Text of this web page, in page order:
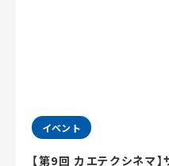
イベント
【第9回 カエテクシネマ